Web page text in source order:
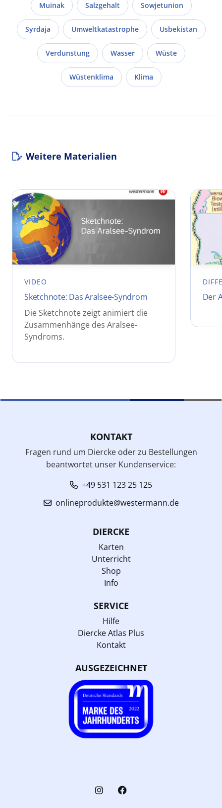
Muinak Salzgehalt Sowjetunion
Syrdaja Umweltkatastrophe Usbekistan
Verdunstung Wasser Wüste
Wüstenklima Klima
Weitere Materialien
VIDEO
Sketchnote: Das Aralsee-Syndrom
Die Sketchnote zeigt animiert die
Zusammenhänge des Aralsee-
Syndroms.
Der
KONTAKT
Fragen rund um Diercke oder zu Bestellungen
beantwortet unser Kundenservice:
+49 531 123 25 125
onlineprodukte@westermann.de
DIERCKE
Karten
Unterricht
Shop
Info
SERVICE
Hilfe
Diercke Atlas Plus
Kontakt
AUSGEZEICHNET